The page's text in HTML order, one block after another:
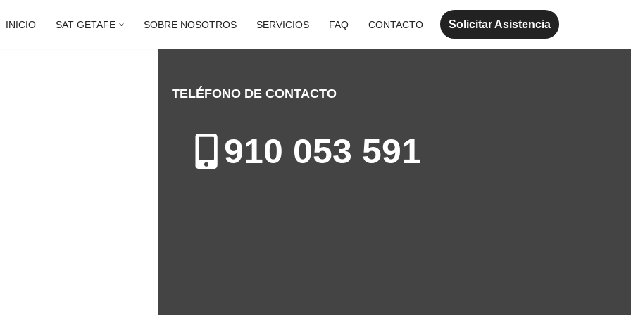
INICIO SAT GETAFE SOBRE NOSOTROS SERVICIOS FAQ CONTACTO Solicitar Asistencia
TELÉFONO DE CONTACTO
910 053 591